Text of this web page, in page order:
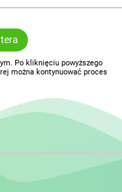
Po kliknięciu powyższego
można kontynuować proces